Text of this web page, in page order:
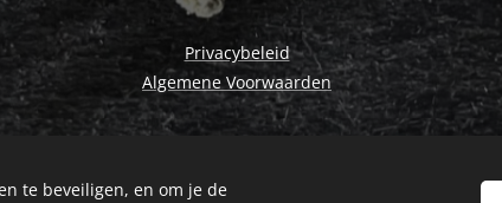
Privacybeleid
Algemene Voorwaarden
te beveiligen, en om je de